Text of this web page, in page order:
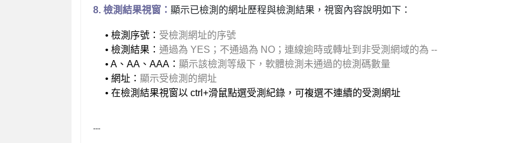
8. 檢測結果視窗 ： 顯示已檢測的網址歷程與檢測結果，視窗內容說明如下：
• 檢測序號： 受檢測網址的序號
• 檢測結果： 通過為 YES；不通過為 NO；連線逾時或轉址到 非受測網域的為 --
• A、AA、AAA： 顯示該檢測等級下，軟體檢測未通過的檢測 碼數量
• 網址： 顯示受檢測的網址
• 在檢測結果視窗以 ctrl+滑鼠點選受測紀錄，可複選不連續的受測網址
---